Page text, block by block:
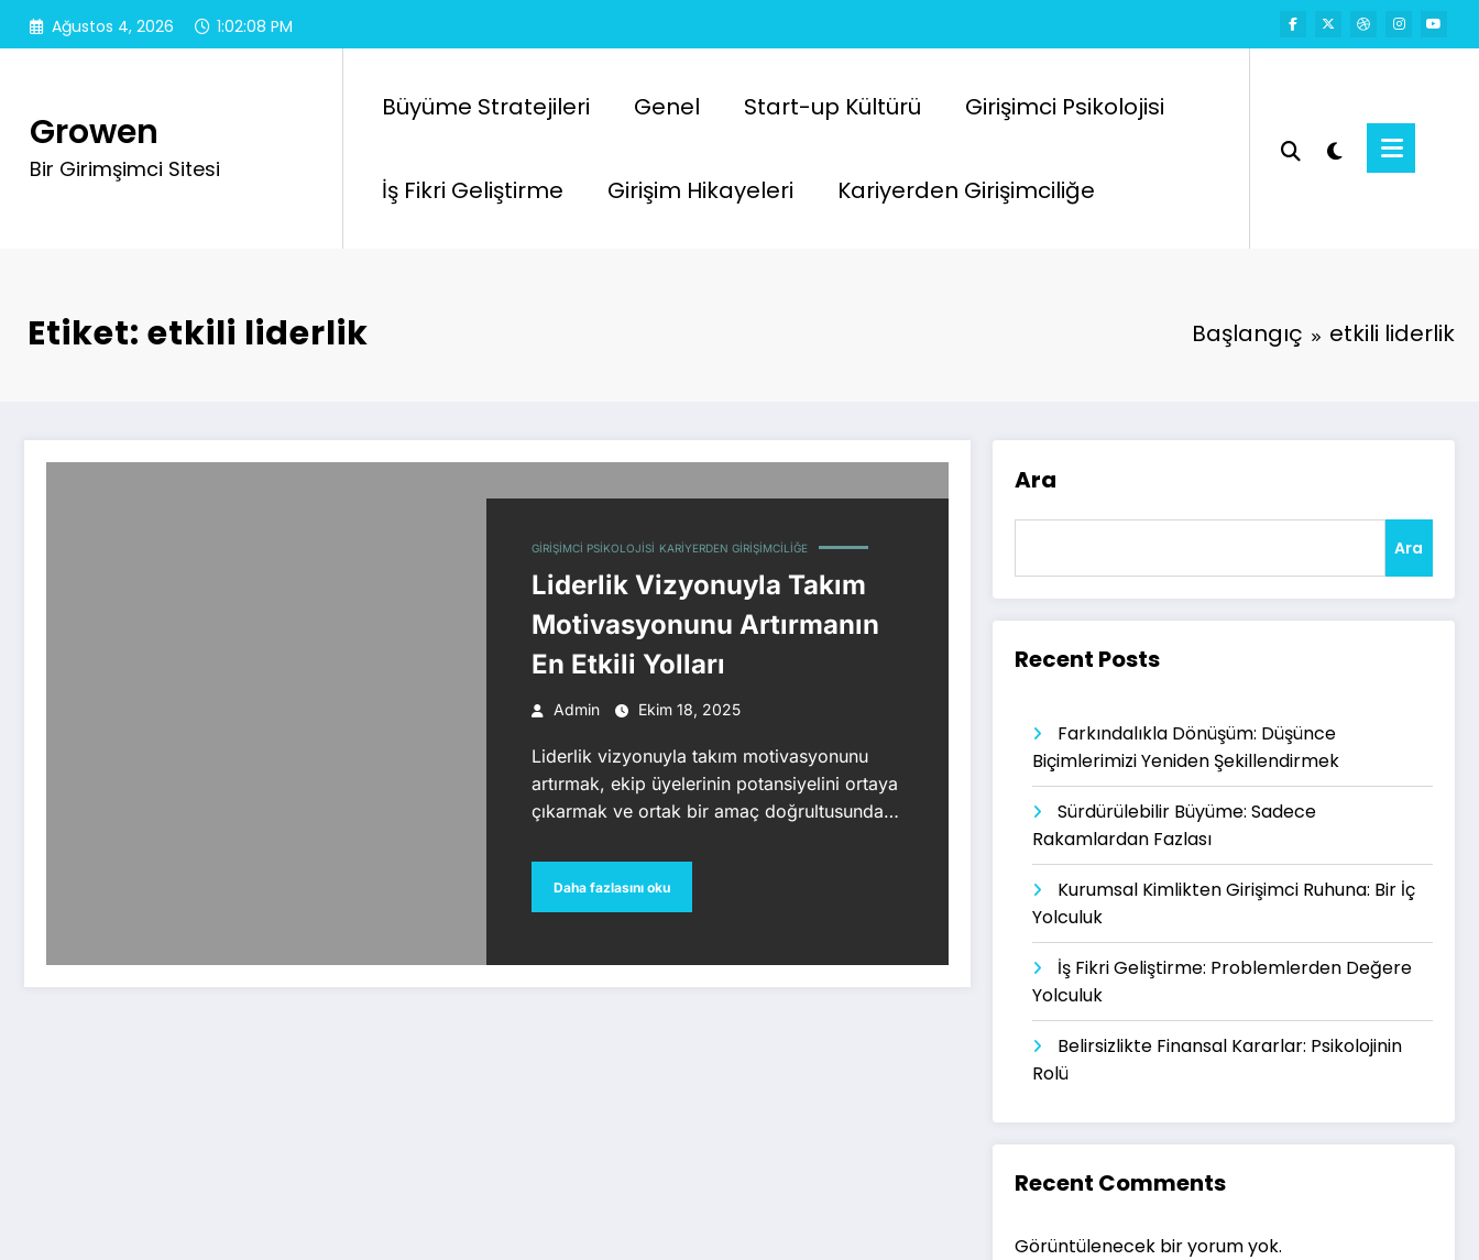
İçeriğe
atla
Ağustos 4, 2026 1:02:09 PM
Growen
Bir Girimşimci Sitesi
Büyüme Stratejileri Genel Start-up Kültürü Girişimci Psikolojisi
İş Fikri Geliştirme Girişim Hikayeleri Kariyerden Girişimciliğe
Etiket: etkili liderlik Başlangıç etkili liderlik
GIRIŞIMCI PSIKOLOJISI KARIYERDEN GIRIŞIMCILIĞE
Liderlik Vizyonuyla Takım
Motivasyonunu Artırmanın
En Etkili Yolları
Admin Ekim 18, 2025
Liderlik vizyonuyla takım motivasyonunu
artırmak, ekip üyelerinin potansiyelini ortaya
çıkarmak ve ortak bir amaç doğrultusunda…
Daha fazlasını oku
Ara
Ara
Recent Posts
Farkındalıkla Dönüşüm: Düşünce
Biçimlerimizi Yeniden Şekillendirmek
Sürdürülebilir Büyüme: Sadece
Rakamlardan Fazlası
Kurumsal Kimlikten Girişimci Ruhuna: Bir İç
Yolculuk
İş Fikri Geliştirme: Problemlerden Değere
Yolculuk
Belirsizlikte Finansal Kararlar: Psikolojinin
Rolü
Recent Comments
Görüntülenecek bir yorum yok.